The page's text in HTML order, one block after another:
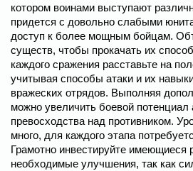
котором воинами выступают
придется с довольно слабыми
доступ к более мощным бойцам.
существ, чтобы прокачать их
каждого сражения расставьте на
учитывая способы атаки и их
вражеских отрядов. Выполняя
можно увеличить боевой потенциал
превосходства над противником.
много, для каждого этапа
Грамотно инвестируйте имеющиеся
необходимые улучшения, так как